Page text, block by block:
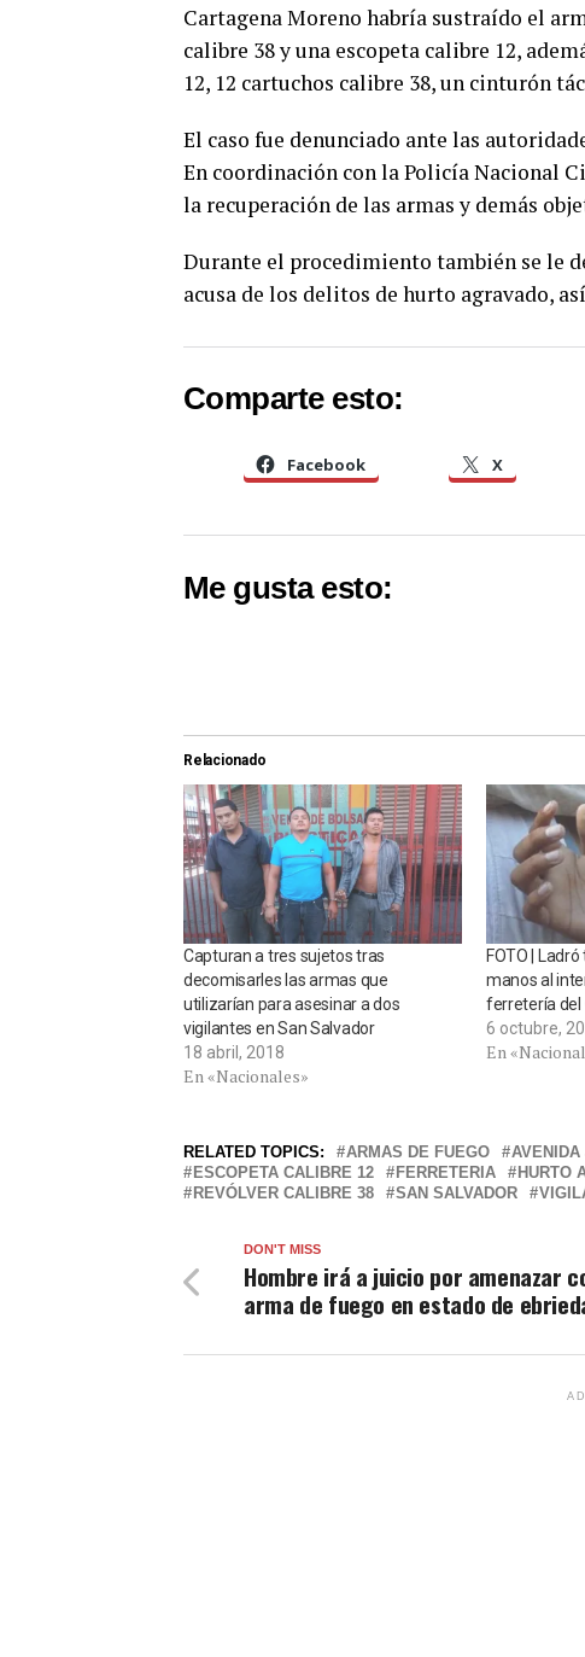
Cartagena Moreno habría sustraído el
calibre 38 y una escopeta calibre 12,
12, 12 cartuchos calibre 38, un cinturón
El caso fue denunciado ante las
En coordinación con la Policía Nacional
la recuperación de las armas y demás
Durante el procedimiento también se le
acusa de los delitos de hurto agravado,
Comparte esto:
Facebook X
Me gusta esto:
Relacionado
Capturan a tres sujetos tras
decomisarles las armas que
utilizarían para asesinar a dos
vigilantes en San Salvador
18 abril, 2018
En «Nacionales»
FOTO |
manos al
ferretería del
6 octubre,
En
RELATED TOPICS: ARMAS DE FUEGO
ESCOPETA CALIBRE 12
FERRETERIA HURTO
REVÓLVER CALIBRE 38
SAN SALVADOR
DON'T MISS
Hombre irá a juicio por amenazar
arma de fuego en estado de